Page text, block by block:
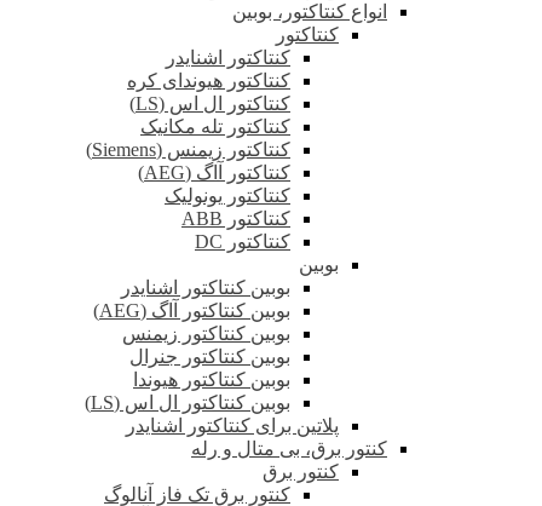
انواع کنتاکتور، بوبین
کنتاکتور
کنتاکتور اشنایدر
کنتاکتور هیوندای کره
کنتاکتور ال اس (LS)
کنتاکتور تله مکانیک
کنتاکتور زیمنس (Siemens)
کنتاکتور آاگ (AEG)
کنتاکتور یونولیک
کنتاکتور ABB
کنتاکتور DC
بوبین
بوبین کنتاکتور اشنایدر
بوبین کنتاکتور آاگ (AEG)
بوبین کنتاکتور زیمنس
بوبین کنتاکتور جنرال
بوبین کنتاکتور هیوندا
بوبین کنتاکتور ال اس (LS)
پلاتین برای کنتاکتور اشنایدر
کنتور برق، بی متال و رله
کنتور برق
کنتور برق تک فاز آنالوگ